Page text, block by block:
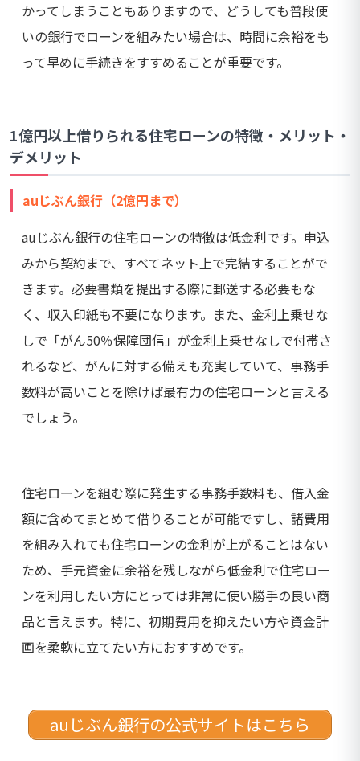
かってしまうこともありますので、どうしても普段使
いの銀行でローンを組みたい場合は、時間に余裕をも
って早めに手続きをすすめることが重要です。
1億円以上借りられる住宅ローンの特徴・メリット・
デメリット
auじぶん銀行（2億円まで）
auじぶん銀行の住宅ローンの特徴は低金利です。申込
みから契約まで、すべてネット上で完結することがで
きます。必要書類を提出する際に郵送する必要もな
く、収入印紙も不要になります。また、金利上乗せな
しで「がん50％保障団信」が金利上乗せなしで付帯さ
れるなど、がんに対する備えも充実していて、事務手
数料が高いことを除けば最有力の住宅ローンと言える
でしょう。
住宅ローンを組む際に発生する事務手数料も、借入金
額に含めてまとめて借りることが可能ですし、諸費用
を組み入れても住宅ローンの金利が上がることはない
ため、手元資金に余裕を残しながら低金利で住宅ロー
ンを利用したい方にとっては非常に使い勝手の良い商
品と言えます。特に、初期費用を抑えたい方や資金計
画を柔軟に立てたい方におすすめです。
auじぶん銀行の公式サイトはこちら